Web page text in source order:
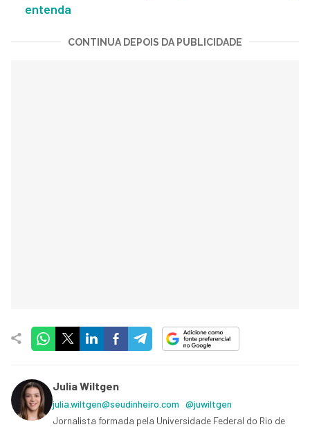
entenda
CONTINUA DEPOIS DA PUBLICIDADE
Julia Wiltgen
julia.wiltgen@seudinheiro.com @juwiltgen
Jornalista formada pela Universidade Federal do Rio de